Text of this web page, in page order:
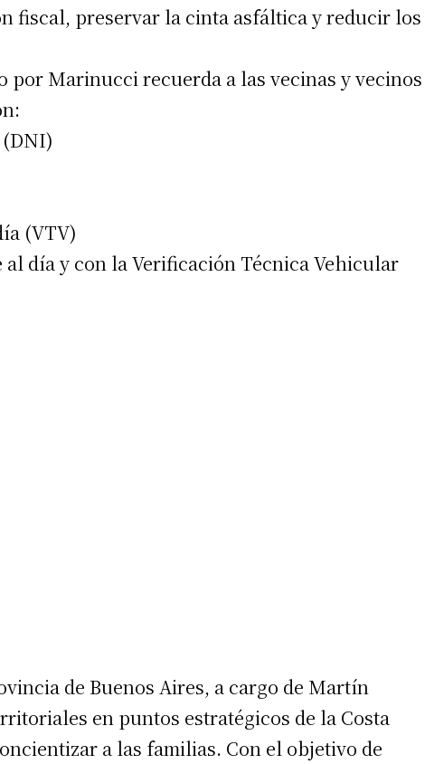
fiscal, preservar la cinta asfáltica y reducir los
por Marinucci recuerda a las vecinas y vecinos
(VTV)
día y con la Verificación Técnica Vehicular
de Buenos Aires, a cargo de Martín
en puntos estratégicos de la Costa
a las familias. Con el objetivo de